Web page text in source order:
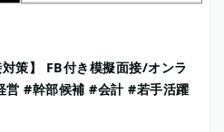
策】 FB付き模擬面接/オンラ
営 #幹部候補 #会計 #若手活躍